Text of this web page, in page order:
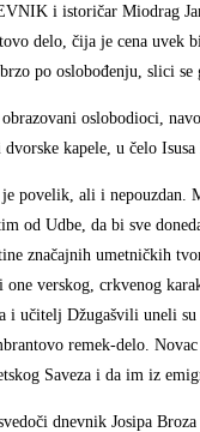
i istoričar Miodrag
delo, čija je cena uvek
po oslobođenju, slici
obrazovani oslobodioci,
kapele, u čelo
povelik, ali i nepouzdan.
od Udbe, da bi sve
značajnih umetničkih
one verskog, crkvenog
i učitelj Džugašvili uneli
remek-delo.
Saveza i da im iz
dnevnik Josipa